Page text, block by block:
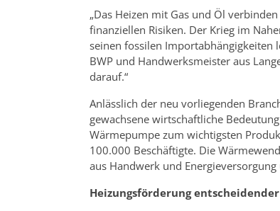
„Das Heizen mit Gas und Öl
finanziellen Risiken. Der Krieg im
seinen fossilen Importabhängigkeiten
BWP und Handwerksmeister aus
darauf.“
Anlässlich der neu vorliegenden
gewachsene wirtschaftliche
Wärmepumpe zum wichtigsten
100.000 Beschäftigte. Die
aus Handwerk und Energieversorgung
Heizungsförderung